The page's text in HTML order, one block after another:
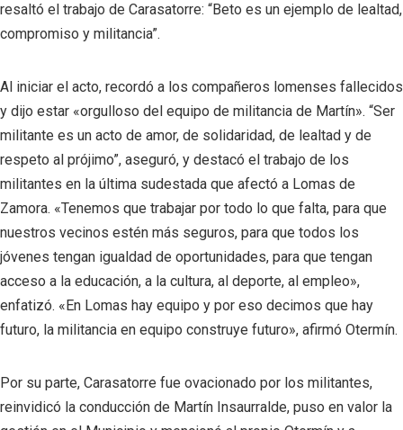
resaltó el trabajo de Carasatorre: “Beto es un ejemplo de lealtad,
compromiso y militancia”.
Al iniciar el acto, recordó a los compañeros lomenses fallecidos
y dijo estar «orgulloso del equipo de militancia de Martín». “Ser
militante es un acto de amor, de solidaridad, de lealtad y de
respeto al prójimo”, aseguró, y destacó el trabajo de los
militantes en la última sudestada que afectó a Lomas de
Zamora. «Tenemos que trabajar por todo lo que falta, para que
nuestros vecinos estén más seguros, para que todos los
jóvenes tengan igualdad de oportunidades, para que tengan
acceso a la educación, a la cultura, al deporte, al empleo»,
enfatizó. «En Lomas hay equipo y por eso decimos que hay
futuro, la militancia en equipo construye futuro», afirmó Otermín.
Por su parte, Carasatorre fue ovacionado por los militantes,
reinvidicó la conducción de Martín Insaurralde, puso en valor la